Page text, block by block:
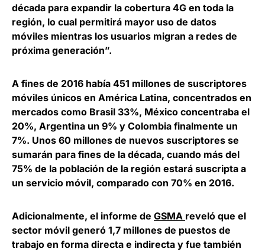
década para expandir la cobertura 4G en toda la
región, lo cual permitirá mayor uso de datos
móviles mientras los usuarios migran a redes de
próxima generación”.
A fines de 2016 había 451 millones de suscriptores
móviles únicos en América Latina, concentrados en
mercados como Brasil 33%, México concentraba el
20%, Argentina un 9% y Colombia finalmente un
7%. Unos 60 millones de nuevos suscriptores se
sumarán para fines de la década, cuando más del
75% de la población de la región estará suscripta a
un servicio móvil, comparado con 70% en 2016.
Adicionalmente, el informe de GSMA reveló que el
sector móvil generó 1,7 millones de puestos de
trabajo en forma directa e indirecta y fue también